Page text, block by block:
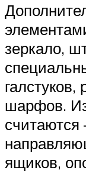
зеркало,
шарфов.
считаются
ящиков,